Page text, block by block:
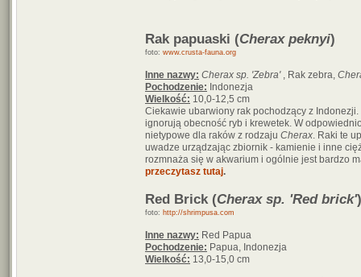
Rak papuaski (Cherax peknyi)
foto: www.crusta-fauna.org
Inne nazwy: Cherax sp. 'Zebra' , Rak zebra,
Pochodzenie: Indonezja
Wielkość: 10,0-12,5 cm
Ciekawie ubarwiony rak pochodzący z
ignorują obecność ryb i krewetek. W
nietypowe dla raków z rodzaju Cherax. Raki te
uwadze urządzając zbiornik - kamienie i inne
rozmnaża się w akwarium i ogólnie jest bardzo
przeczytasz tutaj.
Red Brick (Cherax sp. 'Red brick')
foto: http://shrimpusa.com
Inne nazwy: Red Papua
Pochodzenie: Papua, Indonezja
Wielkość: 13,0-15,0 cm